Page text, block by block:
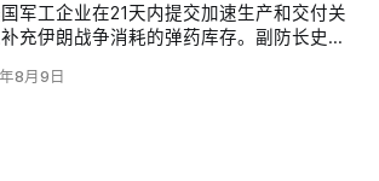
军工企业在21天内提交加速生产和交付关
充伊朗战争消耗的弹药库存。副防长史蒂
大产能；
8月9日